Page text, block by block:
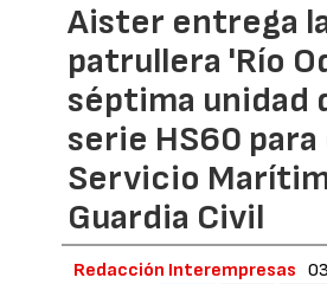
Aister entrega
patrullera 'Río
séptima unidad
serie HS60 para
Servicio
Guardia Civil
Redacción Interempresas